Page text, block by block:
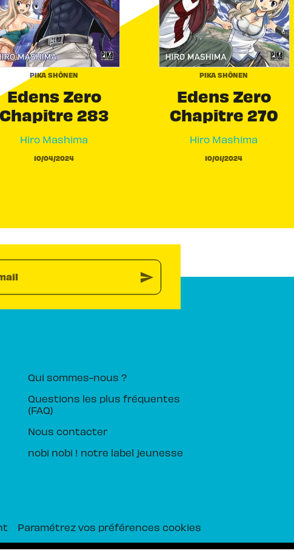
PIKA SHÔNEN
Edens Zero
Chapitre 283
Hiro Mashima
10/04/2024
PIKA SHÔNEN
Edens Zero
Chapitre 270
Hiro Mashima
10/01/2024
send
Qui sommes-nous ?
Questions les plus fréquentes
(FAQ)
Nous contacter
nobi nobi ! notre label jeunesse
Paramétrez vos préférences cookies